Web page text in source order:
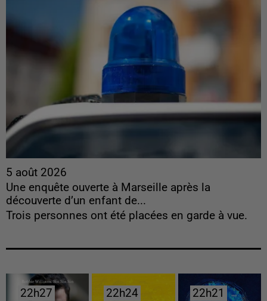
5 août 2026
Une enquête ouverte à Marseille après la
découverte d’un enfant de...
Trois personnes ont été placées en garde à vue.
22h27
22h27 22h24
22h24 22h21
22h21